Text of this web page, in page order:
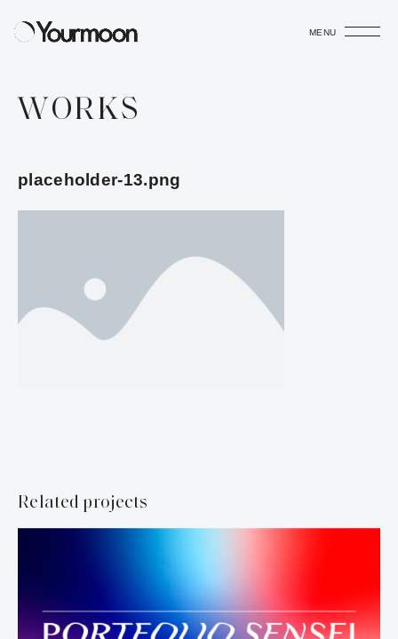
MENU
WORKS
placeholder-13.png
Related projects